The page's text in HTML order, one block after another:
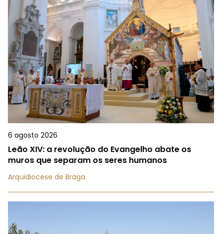
6 agosto 2026
Leão XIV: a revolução do Evangelho abate os
muros que separam os seres humanos
Arquidiocese de Braga